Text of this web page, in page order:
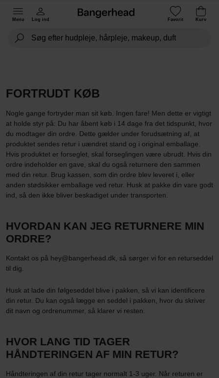
Menu Log ind Favorit Kurv
FORTRUDT KØB
Nogle gange fortryder man sit køb. Ingen fare! Men dette er vigtigt
at holde styr på: Du har åbent køb i 14 dage fra det tidspunkt, hvor
du modtager din ordre. Dette gælder under forudsætning af, at
produktet sendes retur i uændret stand og i original emballage.
Hvis produktet er forseglet, skal forseglingen være ubrudt. Hvis din
ordre indeholder en gave, skal du også returnere den sammen
med din retur. Brug kassen, som din ordre blev leveret i, eller
anden stødsikker emballage ved retur. Husk at pakke din vare godt
ind, så den ikke bliver beskadiget under transporten.
HVORDAN KAN JEG RETURNERE MIN
ORDRE?
Kontakt os på hey@bangerhead.dk, så sørger vi for en returseddel
til dig.
Husk at lade din følgeseddel blive i pakken, så vi kan identificere
din retur. Du kan også lægge en seddel i pakken, hvor du skriver
dit navn og ordrenummer, så klarer vi resten.
HVOR LANG TID TAGER
HÅNDTERINGEN AF MIN RETUR?
Håndteringen af din retur tager normalt 1-3 uger. Når returen er